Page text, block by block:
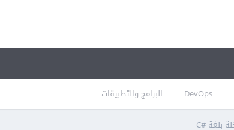
DevOps البرامج والتطبيقات